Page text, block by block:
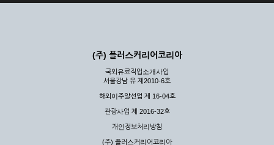
(주) 플러스커리어코리아
국외유료직업소개사업
서울강남 유 제2010-6호
해외이주알선업 제 16-04호
관광사업 제 2016-32호
개인정보처리방침
(주) 플러스커리어코리아